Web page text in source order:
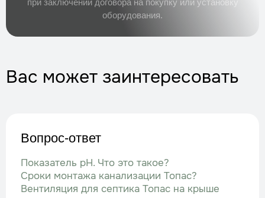
при заключении договора на покупку или установку
оборудования.
Вас может заинтересовать
Вопрос-ответ
Показатель рН. Что это такое?
Сроки монтажа канализации Топас?
Вентиляция для септика Топас на крыше